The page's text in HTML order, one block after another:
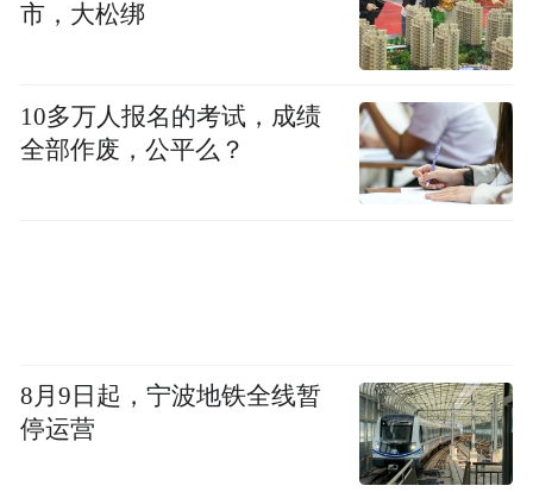
市，大松绑
10多万人报名的考试，成绩
全部作废，公平么？
8月9日起，宁波地铁全线暂
停运营